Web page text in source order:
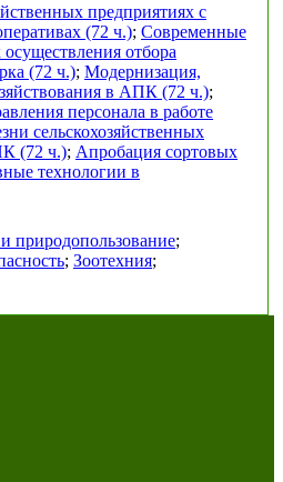
предприятиях с
(72 ч.); Современные
отбора
(72 ч.); Модернизация,
в АПК (72 ч.);
персонала в работе
сельскохозяйственных
(72 ч.); Апробация сортовых
технологии в
природопользование;
; Зоотехния;